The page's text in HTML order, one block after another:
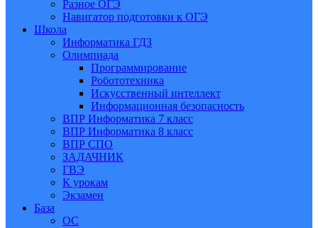
Разное ОГЭ
Навигатор подготовки к ОГЭ
Школа
Информатика ГДЗ
Олимпиада
Программирование
Робототехника
Искусственный интеллект
Информационная безопасность
ВПР Информатика 7 класс
ВПР Информатика 8 класс
ВПР СПО
ЗАДАЧНИК
ГВЭ
К урокам
Экзамен
База
ОС